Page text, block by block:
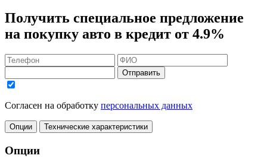
Получить специальное предложение
на покупку авто в кредит от 4.9%
Отправить
Согласен на обработку персональных данных
Опции Технические характеристики
Опции